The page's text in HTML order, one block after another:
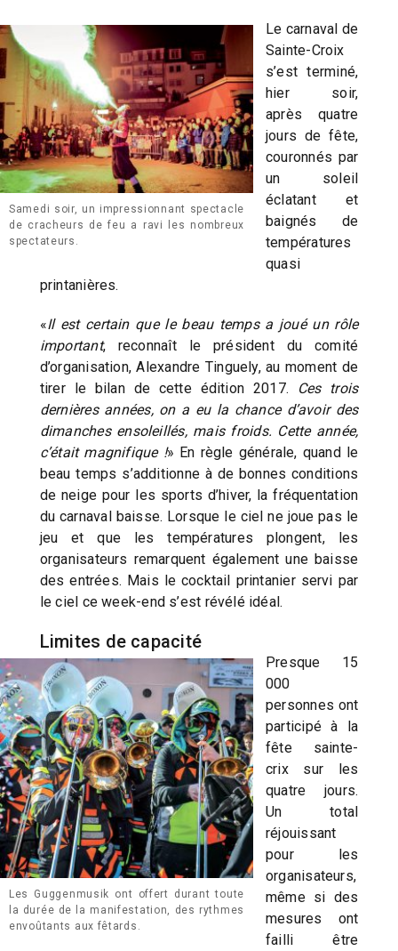
Samedi soir, un impressionnant spectacle
de cracheurs de feu a ravi les nombreux
spectateurs.
Le carnaval de
Sainte-Croix
s’est terminé,
hier soir,
après quatre
jours de fête,
couronnés par
un soleil
éclatant et
baignés de
températures
quasi
printanières.
«Il est certain que le beau temps a joué un rôle
important, reconnaît le président du comité
d’organisation, Alexandre Tinguely, au moment de
tirer le bilan de cette édition 2017.
Ces trois
dernières années, on a eu la chance d’avoir des
dimanches ensoleillés, mais froids. Cette année,
c’était magnifique !» En règle générale, quand le
beau temps s’additionne à de bonnes conditions
de neige pour les sports d’hiver, la fréquentation
du carnaval baisse. Lorsque le ciel ne joue pas le
jeu et que les températures plongent, les
organisateurs remarquent également une baisse
des entrées. Mais le cocktail printanier servi par
le ciel ce week-end s’est révélé idéal.
Limites de capacité
Les Guggenmusik ont offert durant toute
la durée de la manifestation, des rythmes
envoûtants aux fêtards.
Presque 15
000
personnes ont
participé à la
fête sainte-
crix sur les
quatre jours.
Un total
réjouissant
pour les
organisateurs,
même si des
mesures ont
failli être